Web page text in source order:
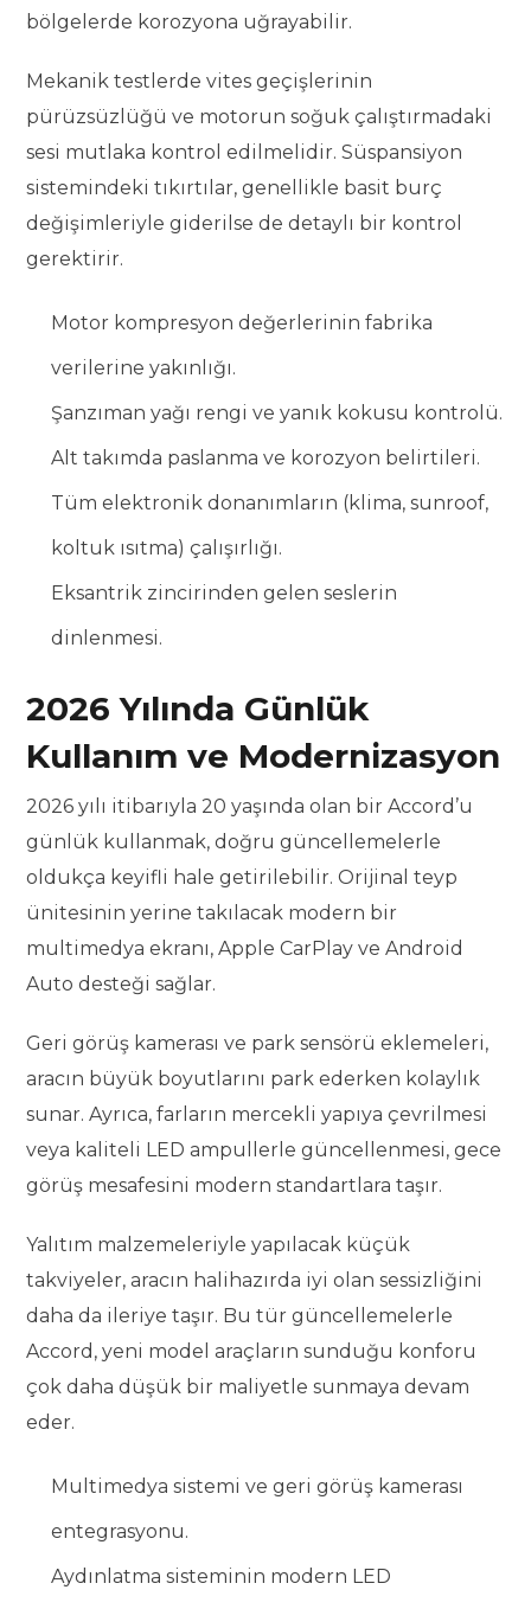
bölgelerde korozyona uğrayabilir.
Mekanik testlerde vites geçişlerinin
pürüzsüzlüğü ve motorun soğuk çalıştırmadaki
sesi mutlaka kontrol edilmelidir. Süspansiyon
sistemindeki tıkırtılar, genellikle basit burç
değişimleriyle giderilse de detaylı bir kontrol
gerektirir.
Motor kompresyon değerlerinin fabrika
verilerine yakınlığı.
Şanzıman yağı rengi ve yanık kokusu kontrolü.
Alt takımda paslanma ve korozyon belirtileri.
Tüm elektronik donanımların (klima, sunroof,
koltuk ısıtma) çalışırlığı.
Eksantrik zincirinden gelen seslerin
dinlenmesi.
2026 Yılında Günlük
Kullanım ve Modernizasyon
2026 yılı itibarıyla 20 yaşında olan bir Accord’u
günlük kullanmak, doğru güncellemelerle
oldukça keyifli hale getirilebilir. Orijinal teyp
ünitesinin yerine takılacak modern bir
multimedya ekranı, Apple CarPlay ve Android
Auto desteği sağlar.
Geri görüş kamerası ve park sensörü eklemeleri,
aracın büyük boyutlarını park ederken kolaylık
sunar. Ayrıca, farların mercekli yapıya çevrilmesi
veya kaliteli LED ampullerle güncellenmesi, gece
görüş mesafesini modern standartlara taşır.
Yalıtım malzemeleriyle yapılacak küçük
takviyeler, aracın halihazırda iyi olan sessizliğini
daha da ileriye taşır. Bu tür güncellemelerle
Accord, yeni model araçların sunduğu konforu
çok daha düşük bir maliyetle sunmaya devam
eder.
Multimedya sistemi ve geri görüş kamerası
entegrasyonu.
Aydınlatma sisteminin modern LED